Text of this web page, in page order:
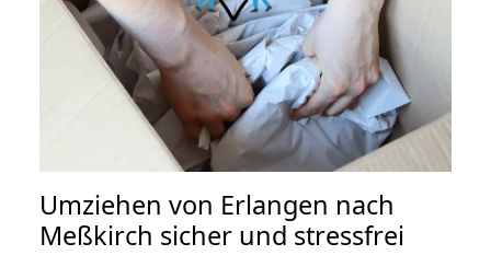
Umziehen von Erlangen nach
Meßkirch sicher und stressfrei